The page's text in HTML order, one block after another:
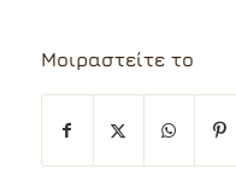
Μοιραστείτε το